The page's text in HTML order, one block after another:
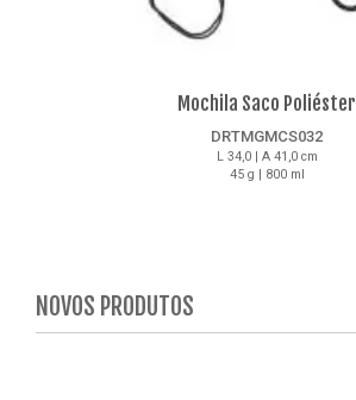
Mochila Saco Poliéster
DRTMGMCS032
L 34,0 | A 41,0 cm
45 g | 800 ml
NOVOS PRODUTOS